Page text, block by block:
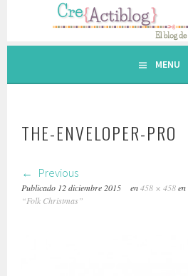
contenido.
MENU
THE-ENVELOPER-PRO
Previous
Publicado 12 diciembre 2015 en458 × 458en
“Folk Christmas”